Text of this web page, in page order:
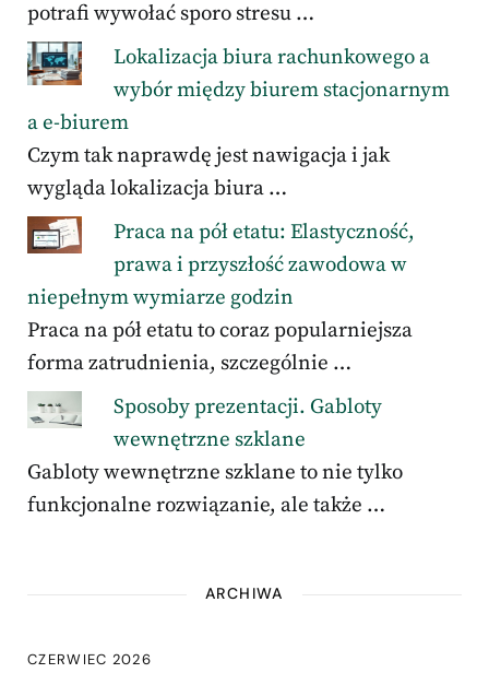
potrafi wywołać sporo stresu …
Lokalizacja biura rachunkowego a
wybór między biurem stacjonarnym
a e-biurem
Czym tak naprawdę jest nawigacja i jak
wygląda lokalizacja biura …
Praca na pół etatu: Elastyczność,
prawa i przyszłość zawodowa w
niepełnym wymiarze godzin
Praca na pół etatu to coraz popularniejsza
forma zatrudnienia, szczególnie …
Sposoby prezentacji. Gabloty
wewnętrzne szklane
Gabloty wewnętrzne szklane to nie tylko
funkcjonalne rozwiązanie, ale także …
ARCHIWA
CZERWIEC 2026